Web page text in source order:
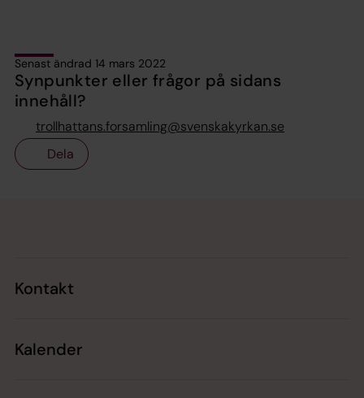
Senast ändrad 14 mars 2022
Synpunkter eller frågor på sidans
innehåll?
trollhattans.forsamling@svenskakyrkan.se
Dela
Kontakt
Kalender